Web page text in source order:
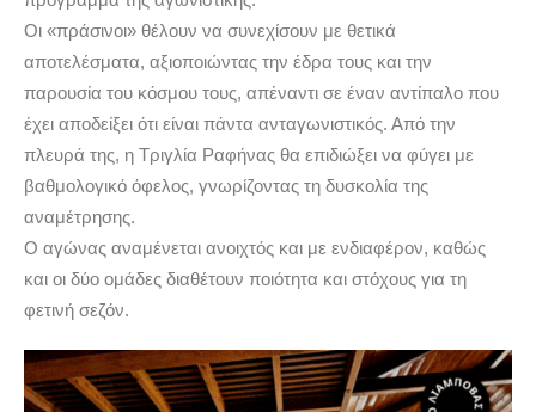
Οι «πράσινοι» θέλουν να συνεχίσουν με θετικά
αποτελέσματα, αξιοποιώντας την έδρα τους και την
παρουσία του κόσμου τους, απέναντι σε έναν αντίπαλο που
έχει αποδείξει ότι είναι πάντα ανταγωνιστικός. Από την
πλευρά της, η Τριγλία Ραφήνας θα επιδιώξει να φύγει με
βαθμολογικό όφελος, γνωρίζοντας τη δυσκολία της
αναμέτρησης.
Ο αγώνας αναμένεται ανοιχτός και με ενδιαφέρον, καθώς
και οι δύο ομάδες διαθέτουν ποιότητα και στόχους για τη
φετινή σεζόν.